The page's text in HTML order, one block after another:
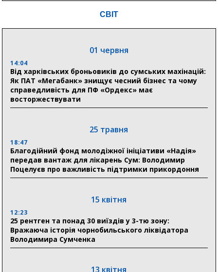
Понад 8 мільйонів книжок згоріли. Як допомогти
04 серпня
20:41
Пенсійний фонд Сумщини спрямував 0,2 млрд грн
на пенсії, страхові виплати та підтримку
прифронтових громад
03 серпня
Романько розширює програму відпочинку дітей із
прифронтової Сумщини: перша група оздоровилася
в Австрії
відновлення житла майже на 6,6 млн грн
31 липня
СВІТ
01 червня
14:04
Від харківських броньовиків до сумських махінацій:
Як ПАТ «Мегабанк» знищує чесний бізнес та чому
справедливість для ПФ «Ордекс» має
восторжествувати
25 травня
18:47
Благодійний фонд молодіжної ініціативи «Надія»
передав вантаж для лікарень Сум: Володимир
Поцелуєв про важливість підтримки прикордоння
15 квітня
12:23
25 рентген та понад 30 виїздів у 3-тю зону:
Вражаюча історія чорнобильського ліквідатора
Володимира Сумченка
13 квітня